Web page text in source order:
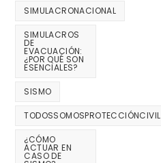
SIMULACRONACIONAL
SIMULACROS
DE
EVACUACIÓN:
¿POR QUÉ SON
ESENCIALES?
SISMO
TODOSSOMOSPROTECCIÓNCIVIL
¿CÓMO
ACTUAR EN
CASO DE